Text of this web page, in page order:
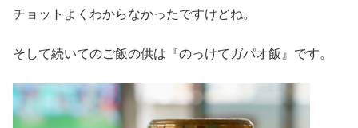
チョットよくわからなかったですけどね。
そして続いてのご飯の供は『のっけてガパオ飯』です。